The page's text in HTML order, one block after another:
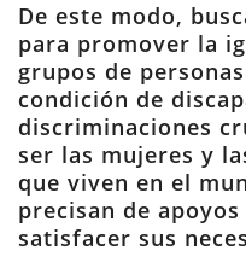
De este modo,
para promover la
grupos de
condición de
discriminaciones
ser las mujeres y
que viven en el
precisan de
satisfacer sus